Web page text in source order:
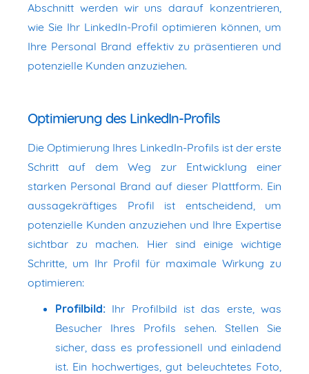
Abschnitt werden wir uns darauf konzentrieren,
wie Sie Ihr LinkedIn-Profil optimieren können, um
Ihre Personal Brand effektiv zu präsentieren und
potenzielle Kunden anzuziehen.
Optimierung des LinkedIn-Profils
Die Optimierung Ihres LinkedIn-Profils ist der erste
Schritt auf dem Weg zur Entwicklung einer
starken Personal Brand auf dieser Plattform. Ein
aussagekräftiges Profil ist entscheidend, um
potenzielle Kunden anzuziehen und Ihre Expertise
sichtbar zu machen. Hier sind einige wichtige
Schritte, um Ihr Profil für maximale Wirkung zu
optimieren:
Profilbild: Ihr Profilbild ist das erste, was
Besucher Ihres Profils sehen. Stellen Sie
sicher, dass es professionell und einladend
ist. Ein hochwertiges, gut beleuchtetes Foto,